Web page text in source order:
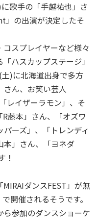
歌手の「手越祐也」さ
の出演が決定したそ
スプレイヤーなど様々
ハスカップステージ」
)に北海道出身で多方
さん、お笑い芸人
レイザーラモン」、そ
藤本」さん、「オズワ
ーズ」、「トレンディ
本」さん、「ヨネダ
！
ダンスFEST」が無
開催されるそうです。
参加のダンスショーケ